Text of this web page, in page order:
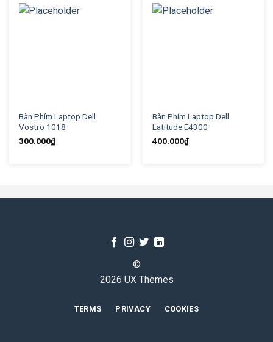
Bàn Phím Laptop Dell
Vostro 1018
300.000₫
Bàn Phím Laptop Dell
Latitude E4300
400.000₫
©
2026 UX Themes
TERMS PRIVACY COOKIES